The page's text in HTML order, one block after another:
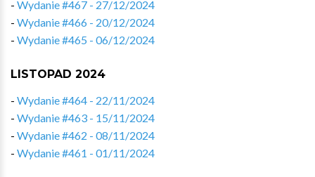
- Wydanie #467 - 27/12/2024
- Wydanie #466 - 20/12/2024
- Wydanie #465 - 06/12/2024
LISTOPAD 2024
- Wydanie #464 - 22/11/2024
- Wydanie #463 - 15/11/2024
- Wydanie #462 - 08/11/2024
- Wydanie #461 - 01/11/2024